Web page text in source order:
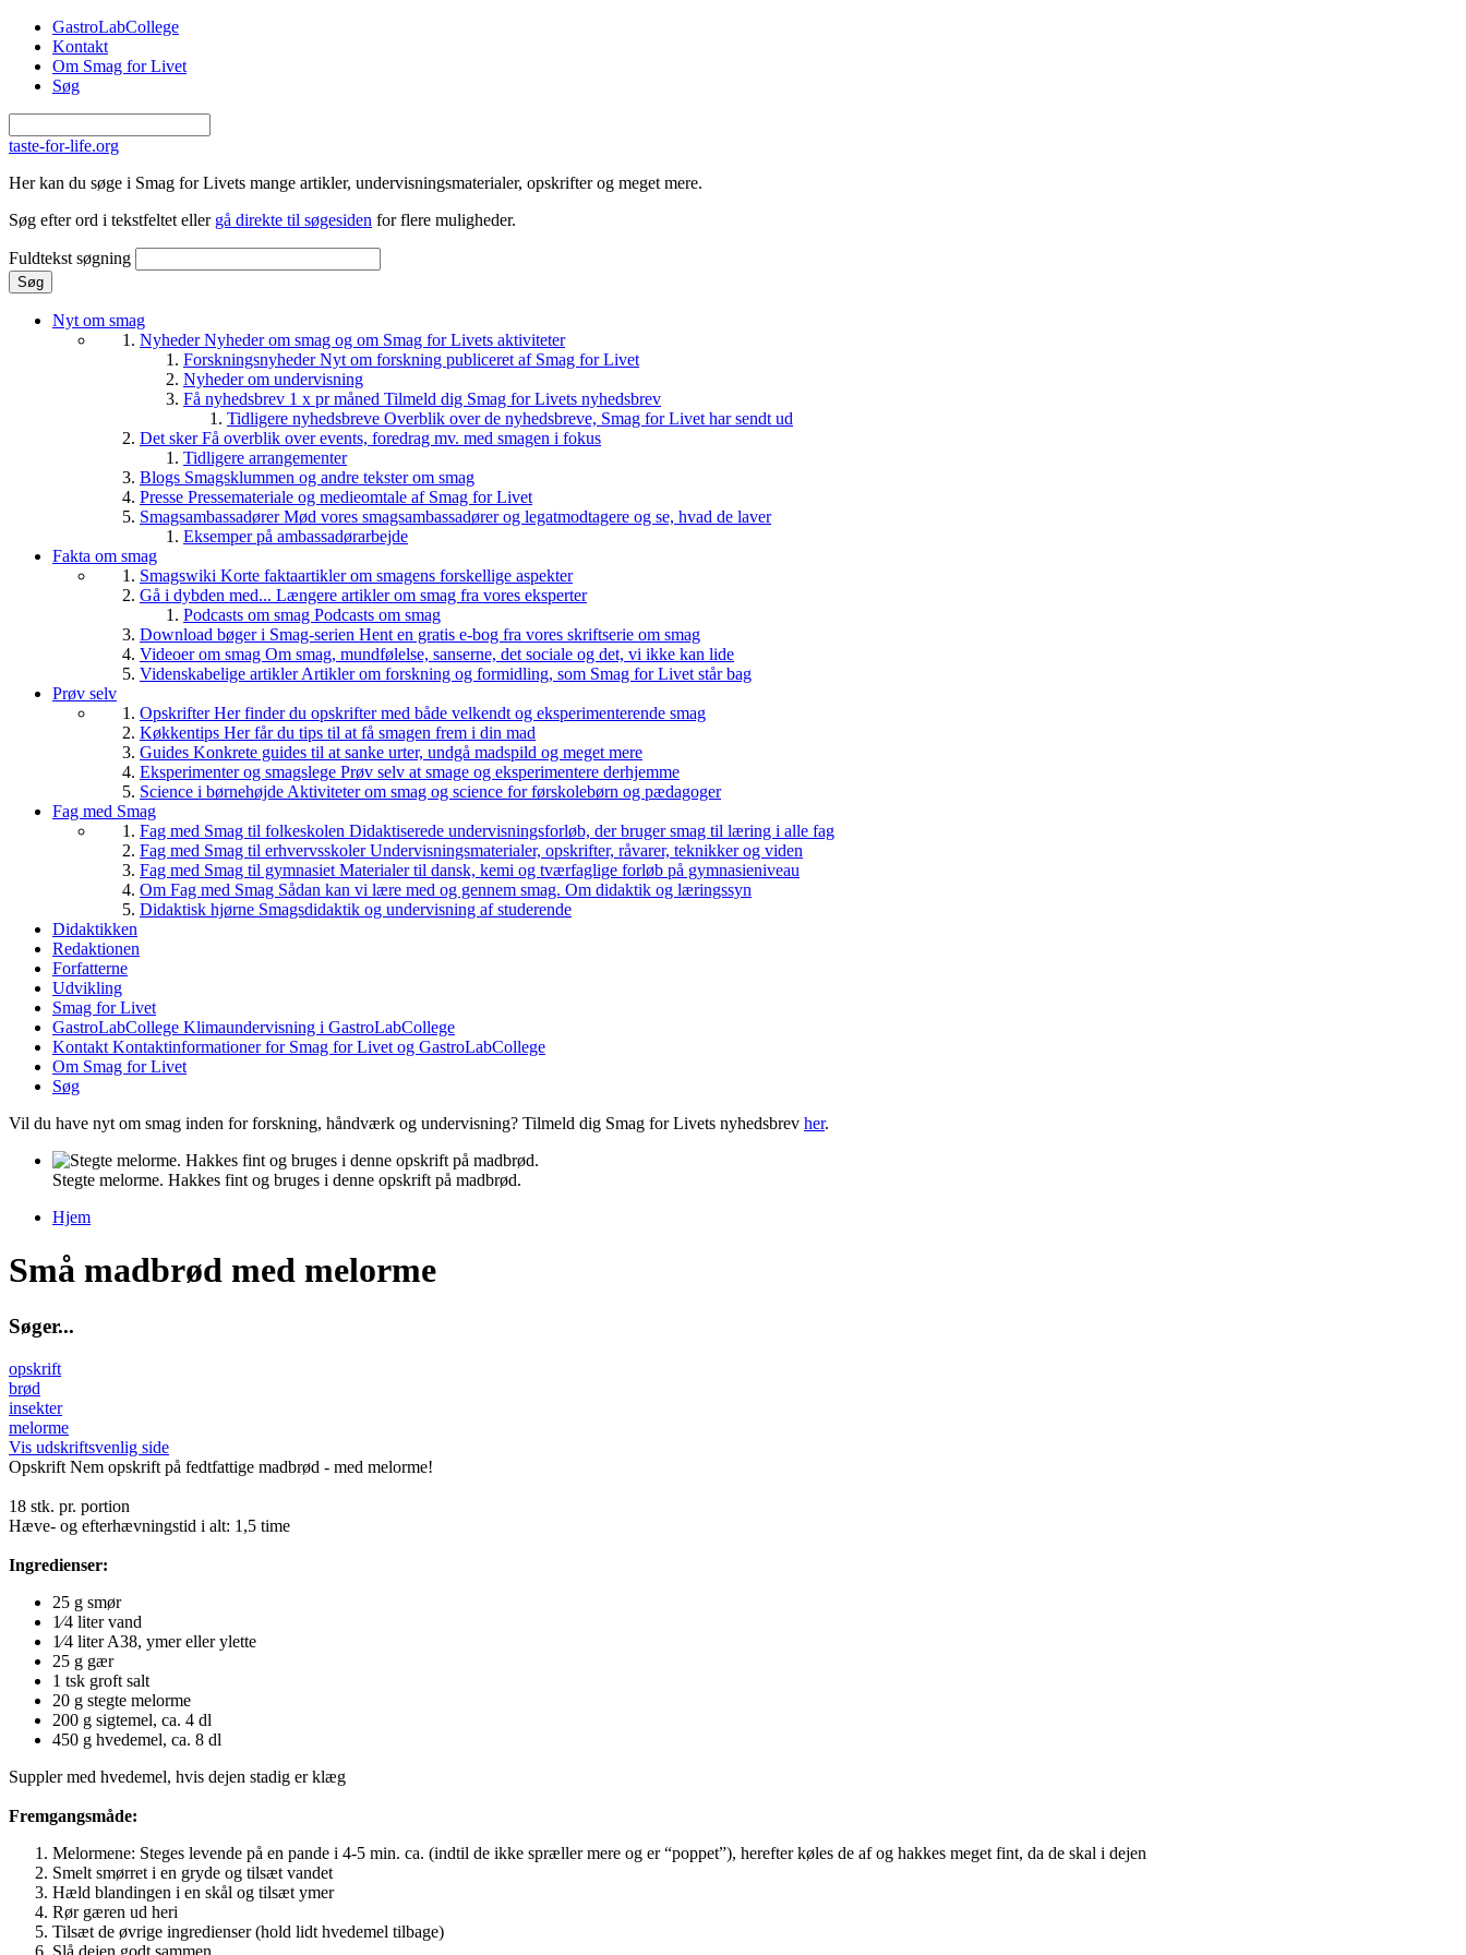
Gå til hovedindhold
GastroLabCollege
Kontakt
Om Smag for Livet
Søg
taste-for-life.org
Her kan du søge i Smag for Livets mange artikler, undervisningsmaterialer, opskrifter og meget mere.
Søg efter ord i tekstfeltet eller gå direkte til søgesiden for flere muligheder.
Fuldtekst søgning
Nyt om smag
NyhederNyheder om smag og om Smag for Livets aktiviteter
ForskningsnyhederNyt om forskning publiceret af Smag for Livet
Nyheder om undervisning
Få nyhedsbrev 1 x pr måned Tilmeld dig Smag for Livets nyhedsbrev
Tidligere nyhedsbreve Overblik over de nyhedsbreve, Smag for Livet har sendt ud
Det skerFå overblik over events, foredrag mv. med smagen i fokus
Tidligere arrangementer
Blogs Smagsklummen og andre tekster om smag
Presse Pressemateriale og medieomtale af Smag for Livet
SmagsambassadørerMød vores smagsambassadører og legatmodtagere og se, hvad de laver
Eksemper på ambassadørarbejde
Fakta om smag
Smagswiki Korte faktaartikler om smagens forskellige aspekter
Gå i dybden med... Længere artikler om smag fra vores eksperter
Podcasts om smag Podcasts om smag
Download bøger i Smag-serien Hent en gratis e-bog fra vores skriftserie om smag
Videoer om smag Om smag, mundfølelse, sanserne, det sociale og det, vi ikke kan lide
Videnskabelige artiklerArtikler om forskning og formidling, som Smag for Livet står bag
Prøv selv
OpskrifterHer finder du opskrifter med både velkendt og eksperimenterende smag
Køkkentips Her får du tips til at få smagen frem i din mad
Guides Konkrete guides til at sanke urter, undgå madspild og meget mere
Eksperimenter og smagslege Prøv selv at smage og eksperimentere derhjemme
Science i børnehøjde Aktiviteter om smag og science for førskolebørn og pædagoger
Fag med Smag
Fag med Smag til folkeskolen Didaktiserede undervisningsforløb, der bruger smag til læring i alle fag
Fag med Smag til erhvervsskolerUndervisningsmaterialer, opskrifter, råvarer, teknikker og viden
Fag med Smag til gymnasiet Materialer til dansk, kemi og tværfaglige forløb på gymnasieniveau
Om Fag med Smag Sådan kan vi lære med og gennem smag. Om didaktik og læringssyn
Didaktisk hjørne Smagsdidaktik og undervisning af studerende
Didaktikken
Redaktionen
Forfatterne
Udvikling
Smag for Livet
GastroLabCollege Klimaundervisning i GastroLabCollege
Kontakt Kontaktinformationer for Smag for Livet og GastroLabCollege
Om Smag for Livet
Søg
Vil du have nyt om smag inden for forskning, håndværk og undervisning? Tilmeld dig Smag for Livets nyhedsbrev her.
Stegte melorme. Hakkes fint og bruges i denne opskrift på madbrød.
Hjem
Små madbrød med melorme
Søger...
opskrift
brød
insekter
melorme
Vis udskriftsvenlig side
Opskrift Nem opskrift på fedtfattige madbrød - med melorme!
18 stk. pr. portion
Hæve- og efterhævningstid i alt: 1,5 time
Ingredienser:
25 g smør
1⁄4 liter vand
1⁄4 liter A38, ymer eller ylette
25 g gær
1 tsk groft salt
20 g stegte melorme
200 g sigtemel, ca. 4 dl
450 g hvedemel, ca. 8 dl
Suppler med hvedemel, hvis dejen stadig er klæg
Fremgangsmåde:
Melormene: Steges levende på en pande i 4-5 min. ca. (indtil de ikke spræller mere og er “poppet”), herefter køles de af og hakkes meget fint, da de skal i dejen
Smelt smørret i en gryde og tilsæt vandet
Hæld blandingen i en skål og tilsæt ymer
Rør gæren ud heri
Tilsæt de øvrige ingredienser (hold lidt hvedemel tilbage)
Slå dejen godt sammen